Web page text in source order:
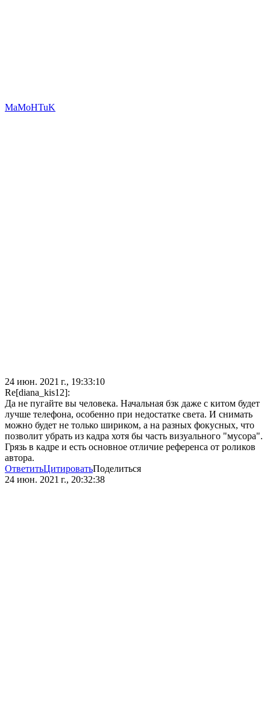
MaMoHTuK
24 июн. 2021 г., 19:33:10
Re[diana_kis12]:
Да не пугайте вы человека. Начальная бзк даже с китом будет
лучше телефона, особенно при недостатке света. И снимать
можно будет не только шириком, а на разных фокусных, что
позволит убрать из кадра хотя бы часть визуального "мусора".
Грязь в кадре и есть основное отличие референса от роликов
автора.
ОтветитьЦитироватьПоделиться
24 июн. 2021 г., 20:32:38